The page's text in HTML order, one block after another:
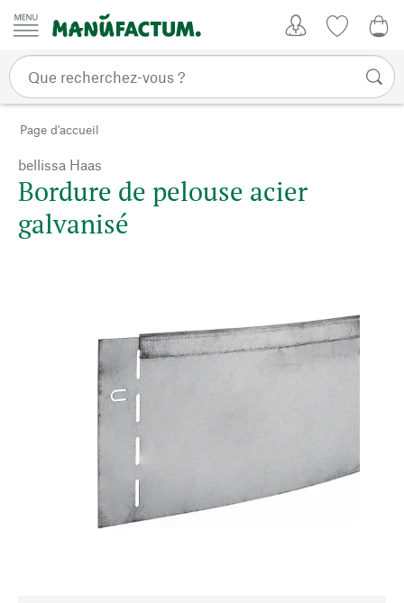
Passer au contenu
Page d'accueil
bellissa Haas
Bordure de pelouse acier
galvanisé